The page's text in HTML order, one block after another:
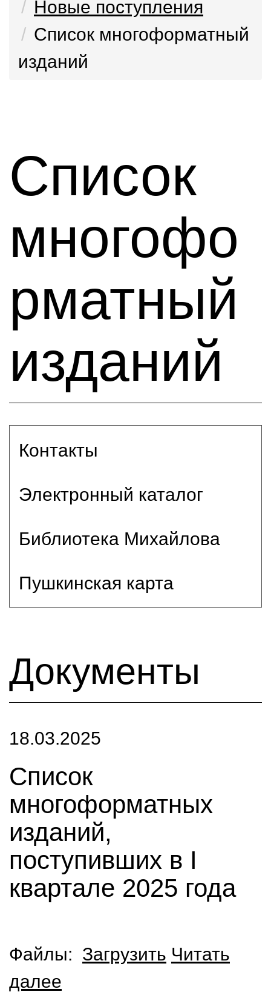
Новые поступления
Список многоформатный
изданий
Список
многофо
рматный
изданий
Контакты
Электронный каталог
Библиотека Михайлова
Пушкинская карта
Документы
18.03.2025
Список
многоформатных
изданий,
поступивших в I
квартале 2025 года
Файлы: Загрузить Читать
далее